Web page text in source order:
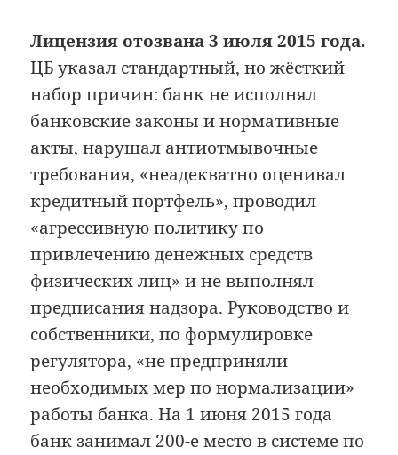
Лицензия отозвана 3 июля 2015 года.
ЦБ указал стандартный, но жёсткий
набор причин: банк не исполнял
банковские законы и нормативные
акты, нарушал антиотмывочные
требования, «неадекватно оценивал
кредитный портфель», проводил
«агрессивную политику по
привлечению денежных средств
физических лиц» и не выполнял
предписания надзора. Руководство и
собственники, по формулировке
регулятора, «не предприняли
необходимых мер по нормализации»
работы банка. На 1 июня 2015 года
банк занимал 200-е место в системе по